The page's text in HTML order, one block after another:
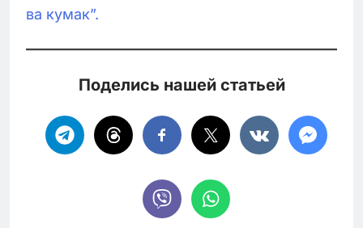
ва кумак”.
Поделись нашей статьей